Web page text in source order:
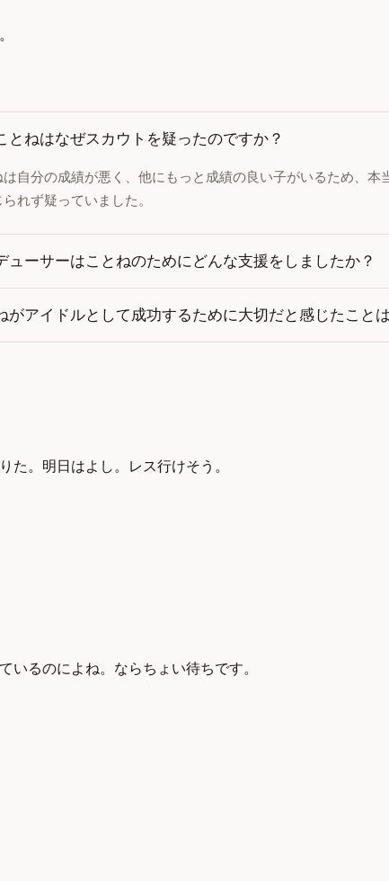
とねはなぜスカウトを疑ったのですか？
は自分の成績が悪く、他にもっと成績の良い子がいるため、本
れず疑っていました。
ューサーはことねのためにどんな支援をしましたか？
がアイドルとして成功するために大切だと感じたこと
。明日はよし。レス行けそう。
るのによね。ならちょい待ちです。